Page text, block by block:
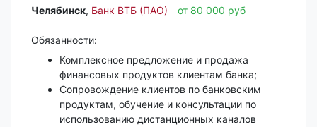
Челябинск‎, Банк ВТБ (ПАО) от 80 000 руб
Обязанности:
Комплексное предложение и продажа
финансовых продуктов клиентам банка;
Сопровождение клиентов по банковским
продуктам, обучение и консультации по
использованию дистанционных каналов